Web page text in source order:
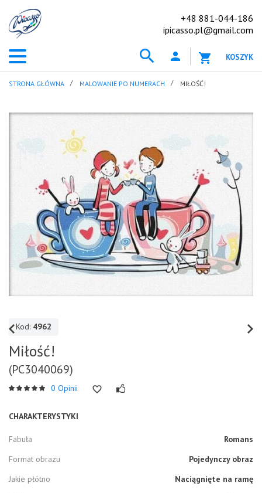
+48 881-044-186
ipicasso.pl@gmail.com
KOSZYK
STRONA GŁÓWNA MALOWANIE PO NUMERACH MIŁOŚĆ!
Kod: 4962
Miłość!
(PC3040069)
0 Opinii
CHARAKTERYSTYKI
Fabuła
Romans
Format obrazu
Pojedynczy obraz
Jakie płótno
Naciągnięte na ramę